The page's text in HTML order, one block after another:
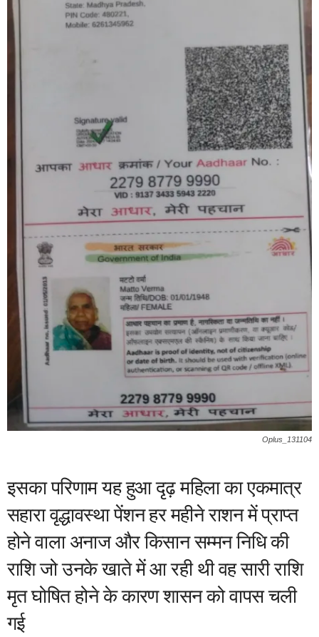
Oplus_131104
इसका परिणाम यह हुआ दृढ़ महिला का एकमात्र
सहारा वृद्धावस्था पेंशन हर महीने राशन में प्राप्त
होने वाला अनाज और किसान सम्मन निधि की
राशि जो उनके खाते में आ रही थी वह सारी राशि
मृत घोषित होने के कारण शासन को वापस चली
गई